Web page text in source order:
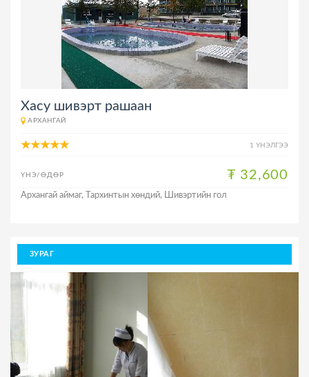
Хасу шивэрт рашаан
АРХАНГАЙ
1 ҮНЭЛГЭЭ
ҮНЭ/ӨДӨР ₮ 32,600
Архангай аймаг, Тархинтын хөндий, Шивэртийн гол
ЗУРАГ